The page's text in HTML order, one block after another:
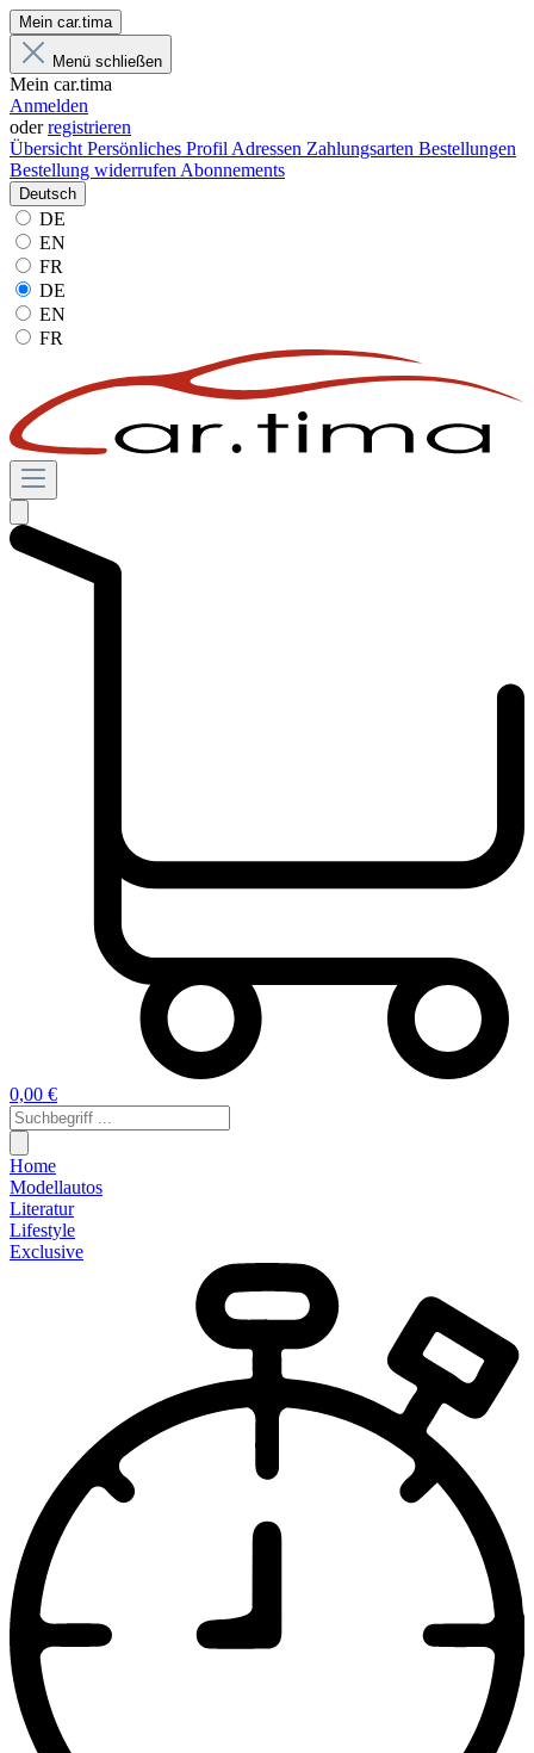
Mein car.tima
Menü schließen
Mein car.tima
Anmelden
oderregistrieren
Übersicht Persönliches Profil Adressen Zahlungsarten Bestellungen
Bestellung widerrufen Abonnements
Deutsch
DE
EN
FR
DE
EN
FR
0,00 €
Home
Modellautos
Literatur
Lifestyle
Exclusive